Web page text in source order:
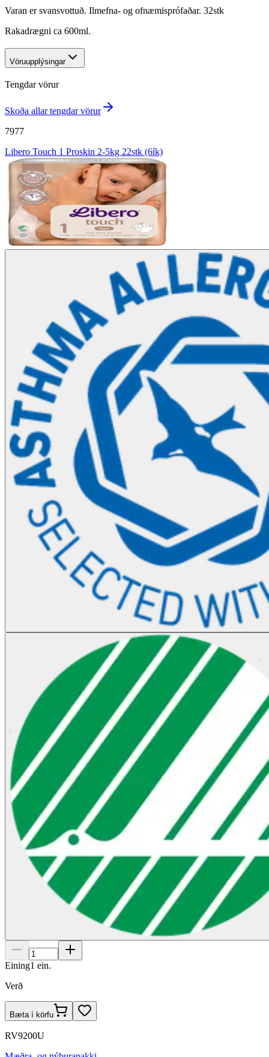
Varan er svansvottuð. Ilmefna- og ofnæmisprófaðar. 32stk
Rakadrægni ca 600ml.
Vöruupplýsingar
Tengdar vörur
Skoða allar tengdar vörur
7977
Libero Touch 1 Proskin 2-5kg 22stk (6ík)
Eining1 ein.
Verð
Bæta í körfu
RV9200U